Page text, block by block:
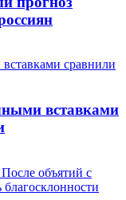
вставками